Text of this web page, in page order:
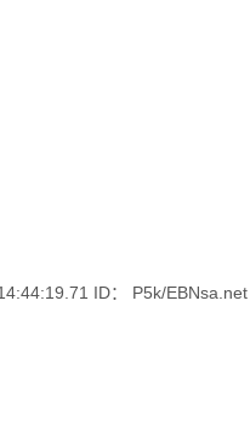
ID： P5k/EBNsa.net